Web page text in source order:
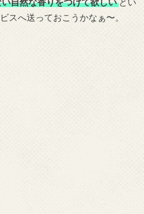
スへ送っておこうかなぁ〜。